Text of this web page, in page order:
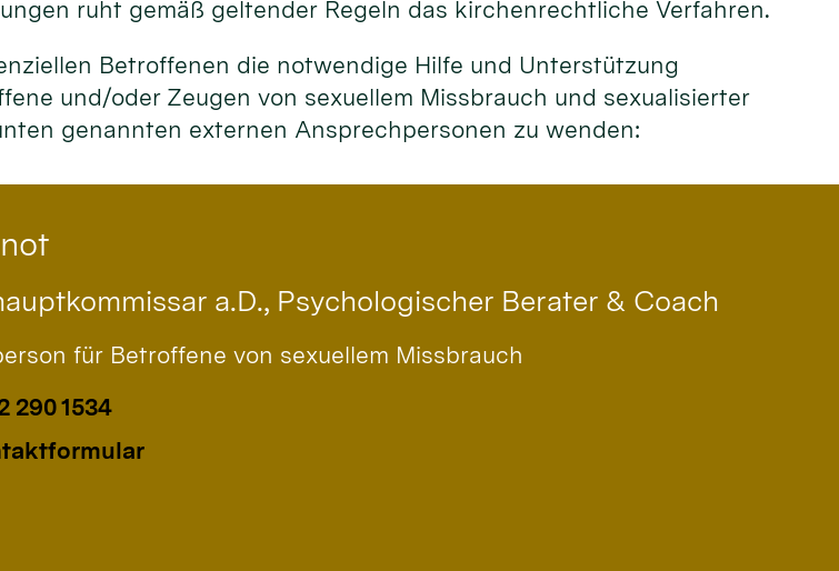
ruht gemäß geltender Regeln das kirchenrechtliche Verfahren.
Betroffenen die notwendige Hilfe und Unterstützung
und/oder Zeugen von sexuellem Missbrauch und sexualisierter
genannten externen Ansprechpersonen zu wenden:
a.D., Psychologischer Berater & Coach
für Betroffene von sexuellem Missbrauch
290 1534